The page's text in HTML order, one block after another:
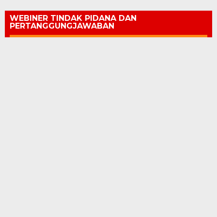
WEBINER TINDAK PIDANA DAN
PERTANGGUNGJAWABAN